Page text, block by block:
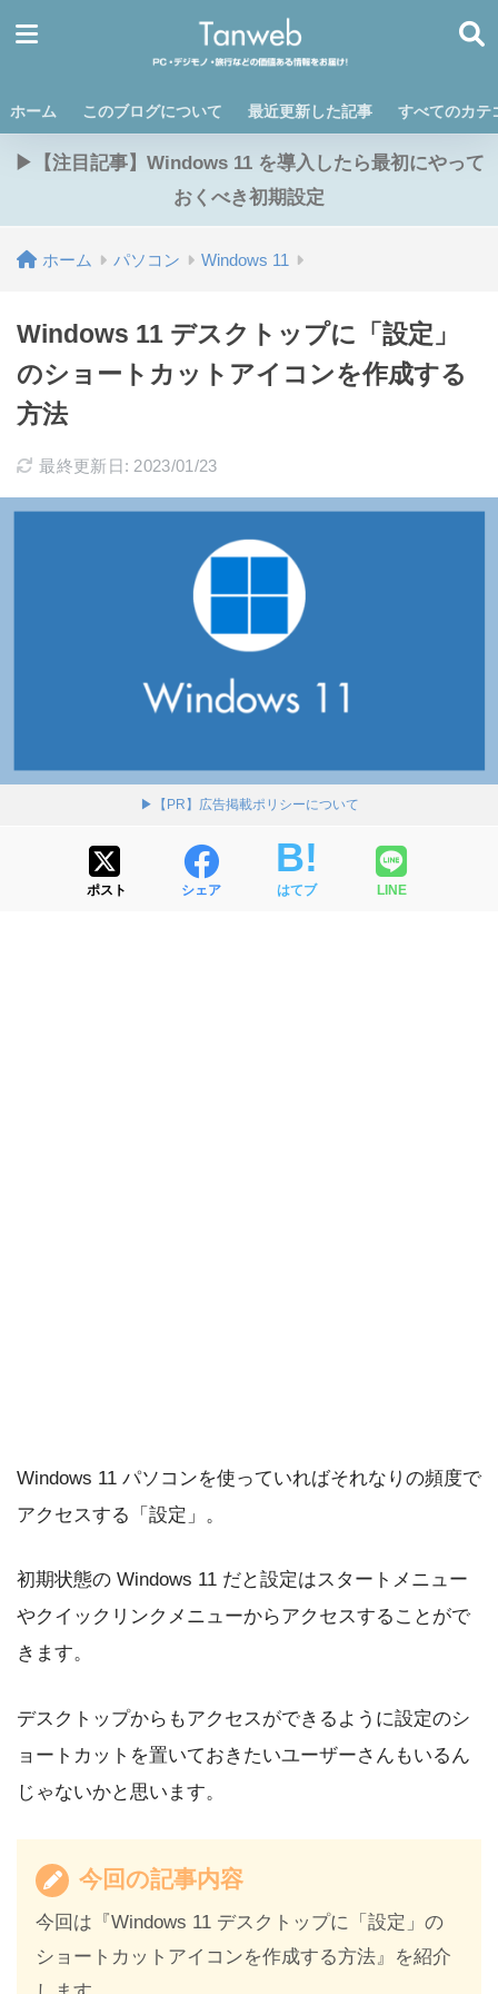
ホーム このブログについて 最近更新した記事 すべてのカテ
▶【注目記事】Windows 11 を導入したら最初にやって
おくべき初期設定
ホーム パソコン Windows 11
Windows 11 デスクトップに「設定」
のショートカットアイコンを作成する
方法
最終更新日: 2023/01/23
▶【PR】広告掲載ポリシーについて
ポスト シェア はてブ LINE
Windows 11 パソコンを使っていればそれなりの頻度で
アクセスする「設定」。
初期状態の Windows 11 だと設定はスタートメニュー
やクイックリンクメニューからアクセスすることがで
きます。
デスクトップからもアクセスができるように設定のシ
ョートカットを置いておきたいユーザーさんもいるん
じゃないかと思います。
今回の記事内容
今回は『Windows 11 デスクトップに「設定」の
ショートカットアイコンを作成する方法』を紹介